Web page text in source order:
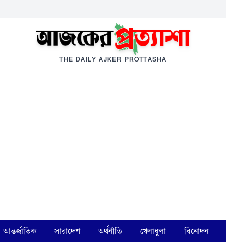
THE DAILY AJKER PROTTASHA
আন্তর্জাতিক সারাদেশ অর্থনীতি খেলাধুলা বিনোদন